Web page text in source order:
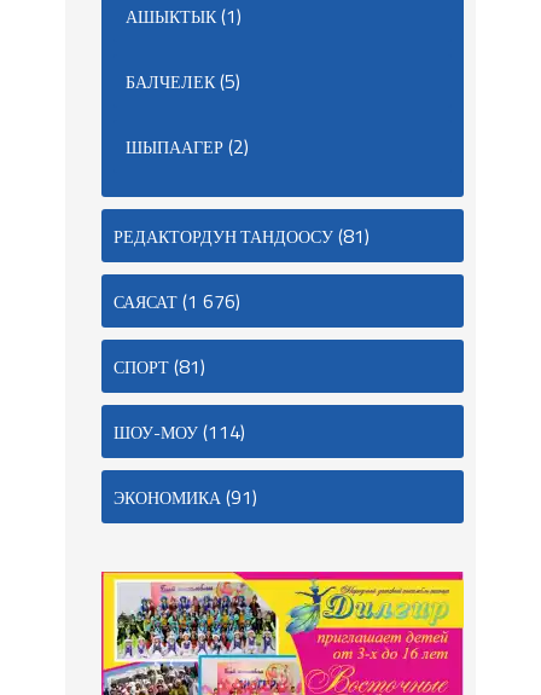
АШЫКТЫК(1)
БАЛЧЕЛЕК(5)
ШЫПААГЕР(2)
РЕДАКТОРДУН ТАНДООСУ(81)
САЯСАТ(1 676)
СПОРТ(81)
ШОУ-МОУ(114)
ЭКОНОМИКА(91)